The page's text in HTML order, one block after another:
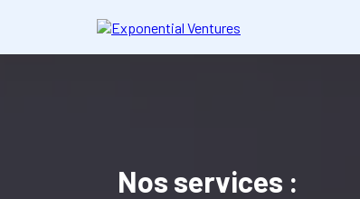
Nos services :